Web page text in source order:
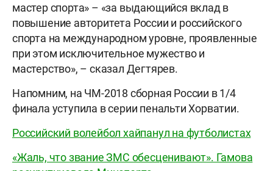
мастер спорта» – «за выдающийся вклад в
повышение авторитета России и российского
спорта на международном уровне, проявленные
при этом исключительное мужество и
мастерство», – сказал Дегтярев.
Напомним, на ЧМ-2018 сборная России в 1/4
финала уступила в серии пенальти Хорватии.
Российский волейбол хайпанул на футболистах
«Жаль, что звание ЗМС обесценивают». Гамова